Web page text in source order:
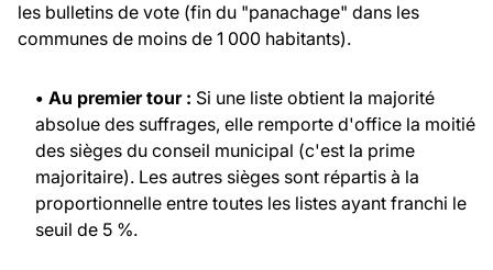
les bulletins de vote (fin du "panachage" dans les
communes de moins de 1 000 habitants).
• Au premier tour : Si une liste obtient la majorité
absolue des suffrages, elle remporte d'office la moitié
des sièges du conseil municipal (c'est la prime
majoritaire). Les autres sièges sont répartis à la
proportionnelle entre toutes les listes ayant franchi le
seuil de 5 %.